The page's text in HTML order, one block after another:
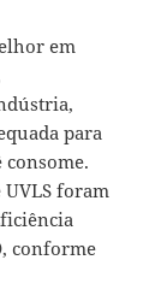
em
para
foram
conforme